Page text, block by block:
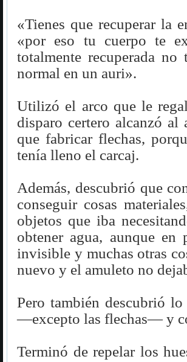
«Tienes que recuperar la
«por eso tu cuerpo te
totalmente recuperada
normal en un auri».
Utilizó el arco que le
disparo certero alcanzó
que fabricar flechas,
tenía lleno el carcaj.
Además, descubrió que
conseguir cosas
objetos que iba
obtener agua, aunque en
invisible y muchas otras
nuevo y el amuleto no
Pero también descubrió
—excepto las flechas— y
Terminó de repelar los